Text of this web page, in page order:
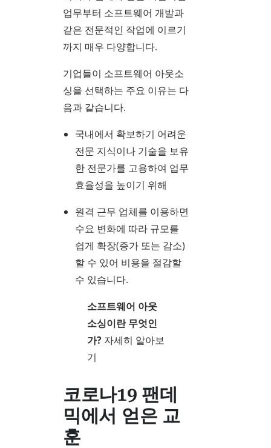
업무부터 소프트웨어 개발과
같은 전문적인 작업에 이르기
까지 매우 다양합니다.
기업들이 소프트웨어 아웃소
싱을 선택하는 주요 이유는 다
음과 같습니다.
국내에서 확보하기 어려운
전문 지식이나 기술을 보유
한 전문가를 고용하여 업무
효율성을 높이기 위해
원격 근무 업체를 이용하면
수요 변화에 따라 규모를
쉽게 확장(증가 또는 감소)
할 수 있어 비용을 절감할
수 있습니다.
소프트웨어 아웃
소싱이란 무엇인
가? 자세히 알아보
기
코로나19 팬데
믹에서 얻은 교
훈